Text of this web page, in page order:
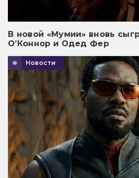
В новой «Мумии» вновь
О’Коннор и Одед Фер
Новости